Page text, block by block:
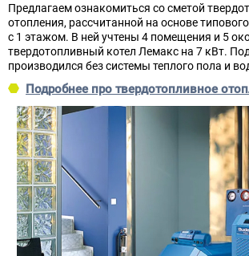
Предлагаем ознакомиться со сметой
отопления, рассчитанной на основе
с 1 этажом. В ней учтены 4 помещения и 5
твердотопливный котел Лемакс на 7 кВт.
производился без системы теплого пола и
Подробнее про твердотопливное